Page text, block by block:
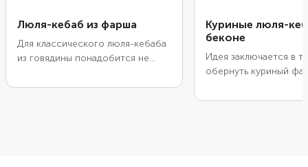
Люля-кебаб из фарша
Для классического люля-кебаба
из говядины понадобится не
Он одновременно свяжет
Куриные люля-
беконе
Идея заключается в
обернуть куриный
духовке или